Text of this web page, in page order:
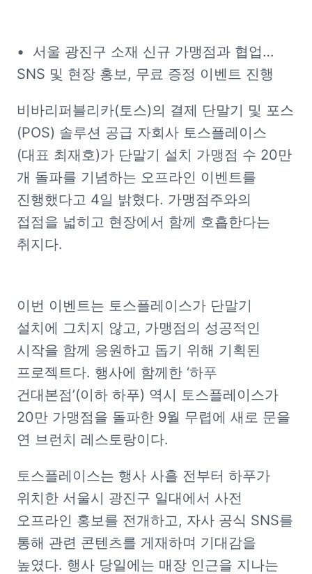
•  서울 광진구 소재 신규 가맹점과 협업…
SNS 및 현장 홍보, 무료 증정 이벤트 진행
비바리퍼블리카(토스)의 결제 단말기 및 포스
(POS) 솔루션 공급 자회사 토스플레이스
(대표 최재호)가 단말기 설치 가맹점 수 20만
개 돌파를 기념하는 오프라인 이벤트를
진행했다고 4일 밝혔다. 가맹점주와의
접점을 넓히고 현장에서 함께 호흡한다는
취지다.
이번 이벤트는 토스플레이스가 단말기
설치에 그치지 않고, 가맹점의 성공적인
시작을 함께 응원하고 돕기 위해 기획된
프로젝트다. 행사에 함께한 ‘하푸
건대본점’(이하 하푸) 역시 토스플레이스가
20만 가맹점을 돌파한 9월 무렵에 새로 문을
연 브런치 레스토랑이다.
토스플레이스는 행사 사흘 전부터 하푸가
위치한 서울시 광진구 일대에서 사전
오프라인 홍보를 전개하고, 자사 공식 SNS를
통해 관련 콘텐츠를 게재하며 기대감을
높였다. 행사 당일에는 매장 인근을 지나는